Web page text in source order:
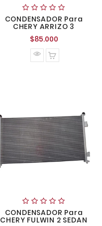
CONDENSADOR Para
CHERY ARRIZO 3
$85.000Precio
normal
CONDENSADOR Para
CHERY FULWIN 2 SEDAN